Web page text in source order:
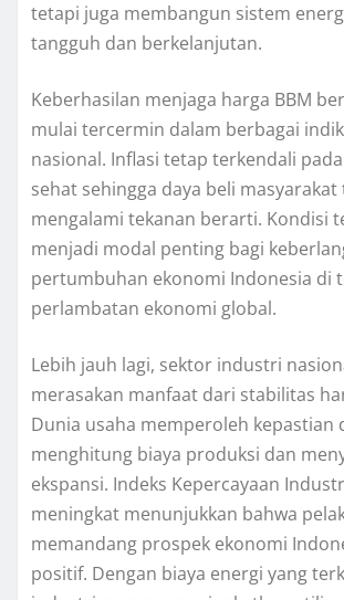
tetapi juga membangun sistem
tangguh dan berkelanjutan.
Keberhasilan menjaga harga BBM
mulai tercermin dalam berbagai
nasional. Inflasi tetap terkendali
sehat sehingga daya beli masyarakat
mengalami tekanan berarti. Kondisi
menjadi modal penting bagi
pertumbuhan ekonomi Indonesia di
perlambatan ekonomi global.
Lebih jauh lagi, sektor industri
merasakan manfaat dari stabilitas
Dunia usaha memperoleh kepastian
menghitung biaya produksi dan
ekspansi. Indeks Kepercayaan
meningkat menunjukkan bahwa
memandang prospek ekonomi
positif. Dengan biaya energi yang